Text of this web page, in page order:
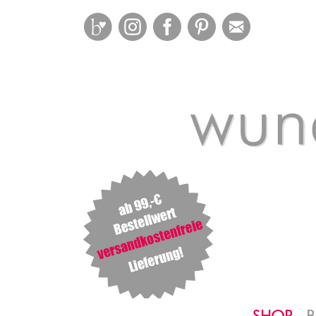
BloglovinInstagramFacebookPinterest